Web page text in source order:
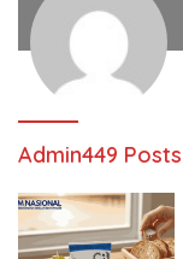
Admin449 Posts